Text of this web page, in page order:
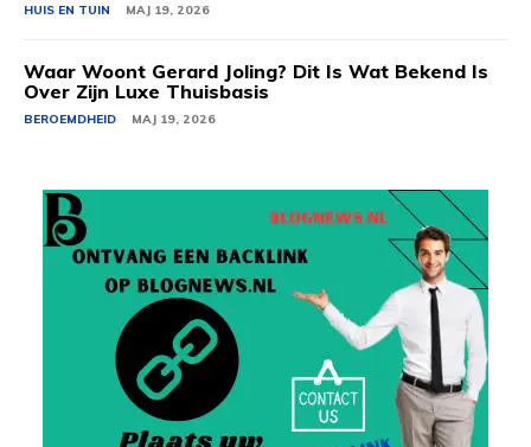
HUIS EN TUIN MAJ 19, 2026
Waar Woont Gerard Joling? Dit Is Wat Bekend Is
Over Zijn Luxe Thuisbasis
BEROEMDHEID MAJ 19, 2026